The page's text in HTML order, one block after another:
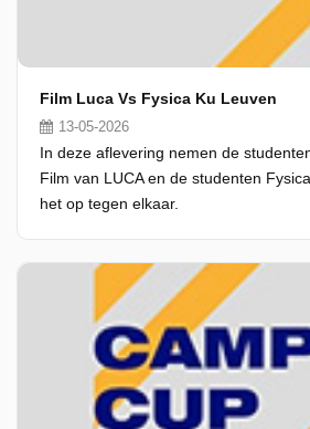
Film Luca Vs Fysica Ku Leuven
13-05-2026
In deze aflevering nemen de
Film van LUCA en de studenten
het op tegen elkaar.